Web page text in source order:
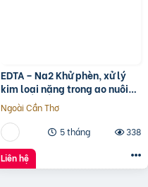
EDTA – Na2 Khử phèn, xử lý
kim loại nặng trong ao nuôi
tôm
Ngoài Cần Thơ
5 tháng
338
Liên hệ